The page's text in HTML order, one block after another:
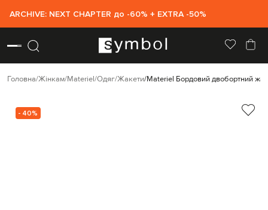
ARCHIVE: NEXT CHAPTER до -60% + EXTRA -50%
Головна Жінкам Materiel Одяг Жакети Materiel Бордовий двобортний
- 40%